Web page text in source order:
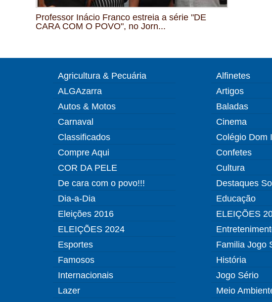
Professor Inácio Franco estreia a série "DE
CARA COM O POVO", no Jorn...
Agricultura & Pecuária
ALGAzarra
Autos & Motos
Carnaval
Classificados
Compre Aqui
COR DA PELE
De cara com o povo!!!
Dia-a-Dia
Eleições 2016
ELEIÇÕES 2024
Esportes
Famosos
Internacionais
Lazer
Alfinetes
Artigos
Baladas
Cinema
Colégio Dom
Confetes
Cultura
Destaques
Educação
ELEIÇÕES
Familia Jogo
História
Jogo Sério
Meio